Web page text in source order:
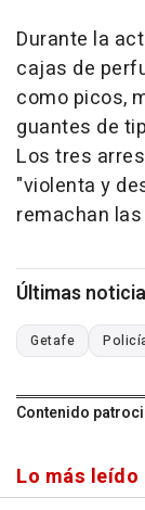
Durante la
cajas de
como picos,
guantes de
Los tres
"violenta y
remachan
Últimas
Getafe
Contenido
Lo más leído